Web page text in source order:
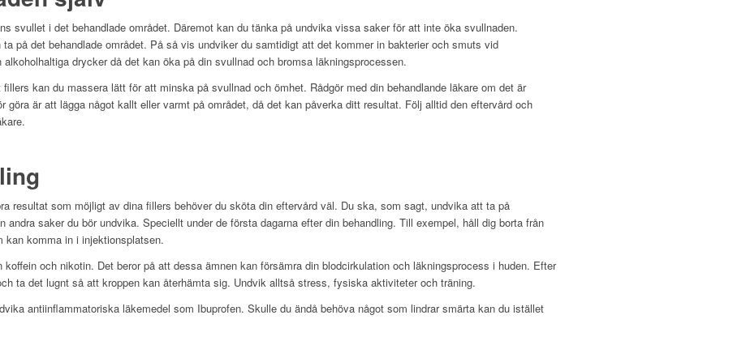
svullet i det behandlade området. Däremot kan du tänka på undvika vissa saker för att inte öka svullnaden.
på det behandlade området. På så vis undviker du samtidigt att det kommer in bakterier och smuts vid
drycker då det kan öka på din svullnad och bromsa läkningsprocessen.
kan du massera lätt för att minska på svullnad och ömhet. Rådgör med din behandlande läkare om det är
göra är att lägga något kallt eller varmt på området, då det kan påverka ditt resultat. Följ alltid den eftervård och
resultat som möjligt av dina fillers behöver du sköta din eftervård väl. Du ska, som sagt, undvika att ta på
andra saker du bör undvika. Speciellt under de första dagarna efter din behandling. Till exempel, håll dig borta från
kan komma in i injektionsplatsen.
och nikotin. Det beror på att dessa ämnen kan försämra din blodcirkulation och läkningsprocess i huden. Efter
ta det lugnt så att kroppen kan återhämta sig. Undvik alltså stress, fysiska aktiviteter och träning.
antiinflammatoriska läkemedel som Ibuprofen. Skulle du ändå behöva något som lindrar smärta kan du istället